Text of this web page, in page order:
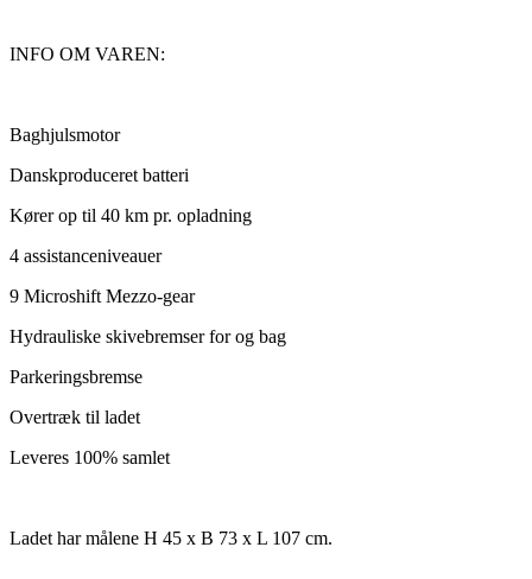
INFO OM VAREN:
Baghjulsmotor
Danskproduceret batteri
Kører op til 40 km pr. opladning
4 assistanceniveauer
9 Microshift Mezzo-gear
Hydrauliske skivebremser for og bag
Parkeringsbremse
Overtræk til ladet
Leveres 100% samlet
Ladet har målene H 45 x B 73 x L 107 cm.